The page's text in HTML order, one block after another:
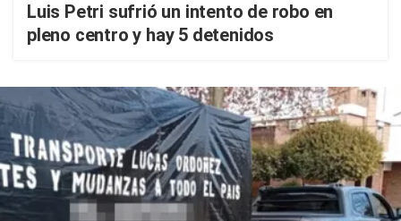
Luis Petri sufrió un intento de robo en
pleno centro y hay 5 detenidos